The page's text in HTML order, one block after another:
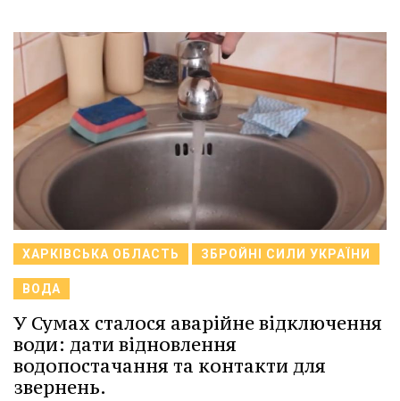
ХАРКІВСЬКА ОБЛАСТЬ ЗБРОЙНІ СИЛИ УКРАЇНИ
ВОДА
У Сумах сталося аварійне відключення
води: дати відновлення
водопостачання та контакти для
звернень.